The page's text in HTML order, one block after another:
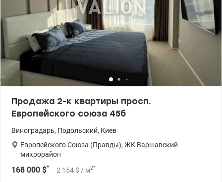
Продажа 2-к квартиры просп.
Европейского союза 45б
Виноградарь, Подольский, Киев
Европейского Союза (Правды), ЖК Варшавский
микрорайон
168 000 $* 2 154 $ / м2*